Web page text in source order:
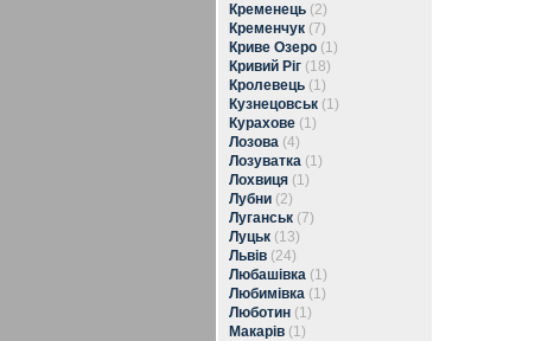
Кременець (2)
Кременчук (7)
Криве Озеро (1)
Кривий Ріг (18)
Кролевець (1)
Кузнецовськ (1)
Курахове (1)
Лозова (4)
Лозуватка (1)
Лохвиця (1)
Лубни (2)
Луганськ (7)
Луцьк (13)
Львів (24)
Любашівка (1)
Любимівка (1)
Люботин (1)
Макарів (1)